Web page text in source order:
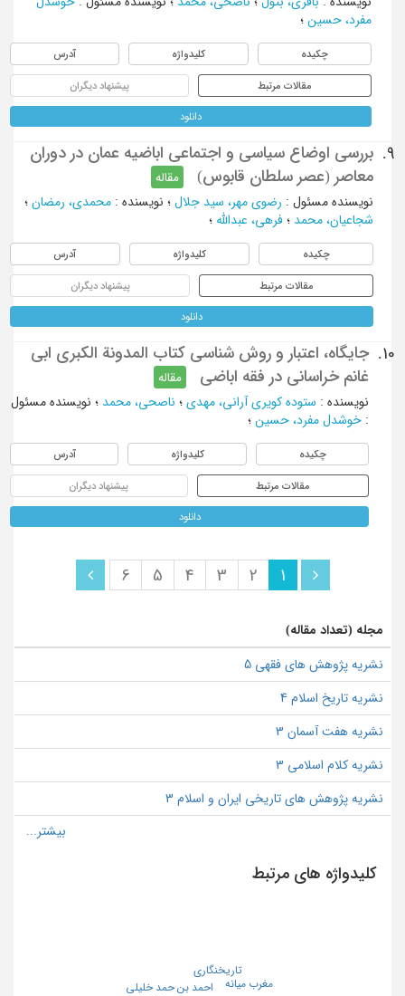
مفرد، حسین؛
چکیده کلیدواژه آدرس
مقالات مرتبط پیشنهاد دیگران
دانلود
9.
بررسی اوضاع سیاسی و اجتماعی اباضیه عمان در دوران
معاصر (عصر سلطان قابوس)
مقاله
نویسنده مسئول : رضوی مهر، سید جلال ؛ نویسنده: محمدی، رمضان؛
شجاعیان، محمد؛ فرهی، عبدالله؛
چکیده کلیدواژه آدرس
مقالات مرتبط پیشنهاد دیگران
دانلود
10.
جایگاه، اعتبار و روش شناسی کتاب المدونة الکبرى ابی
غانم خراسانی در فقه اباضی
مقاله
نویسنده: ستوده کویری آرانی، مهدی؛ ناصحی، محمد؛ نویسنده مسئول
: خوشدل مفرد، حسین؛
چکیده کلیدواژه آدرس
مقالات مرتبط پیشنهاد دیگران
دانلود
1
2
3
4
5
6
مجله (تعداد مقاله)
نشریه پژوهش های فقهی 5
نشریه تاریخ اسلام 4
نشریه هفت آسمان 3
نشریه کلام اسلامی 3
نشریه پژوهش های تاریخی ایران و اسلام 3
کلیدواژه های مرتبط
احمد بن حمد خليلي
تاريخنگاري
مغرب ميانه